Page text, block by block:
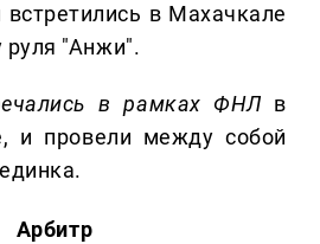
встретились в Махачкале
руля "Анжи".
в рамках ФНЛ в
и провели между собой
Арбитр